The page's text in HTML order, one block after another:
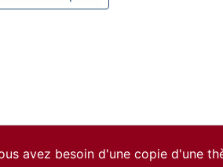
avez besoin d'une copie d'une